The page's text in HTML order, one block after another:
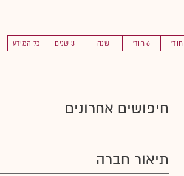
6 חוד' שנה 3 שנים כל המידע
חיפושים אחרונים
תיאור חברה